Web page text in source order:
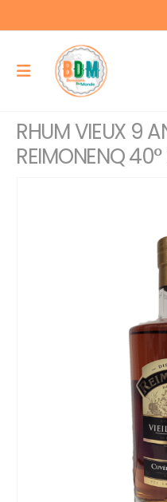
RHUM VIEUX 9
REIMONENQ